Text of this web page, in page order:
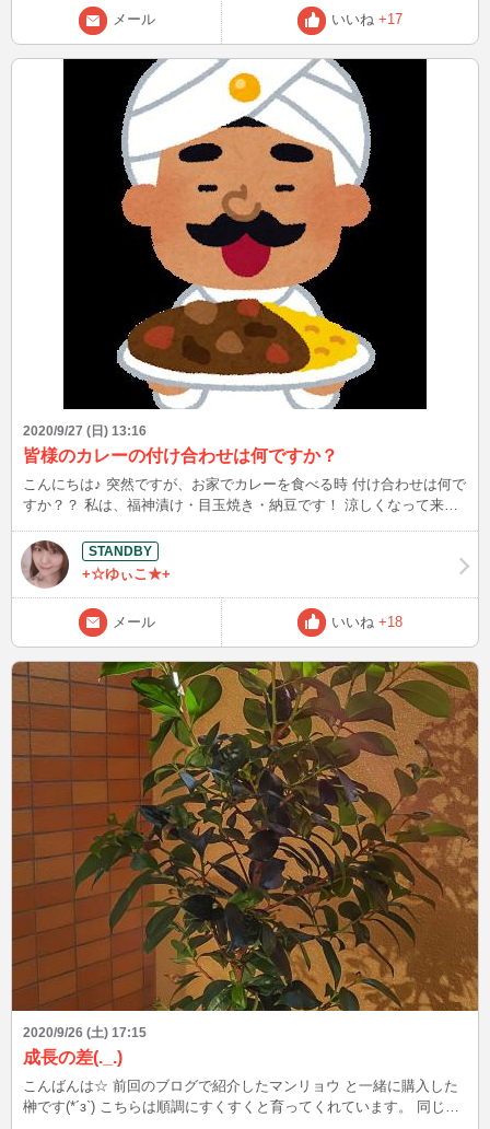
メール いいね +17
2020/9/27 (日) 13:16
皆様のカレーの付け合わせは何ですか？
こんにちは♪ 突然ですが、お家でカレーを食べる時 付け合わせは何で
すか？？ 私は、福神漬け・目玉焼き・納豆です！ 涼しくなって来た
食べていると飽きて来るので付け合わせでアレンジしたいです(*´з`)
ココイチでは、ほうれん草とナスです～♪
+☆ゆぃこ★+
メール いいね +18
2020/9/26 (土) 17:15
成長の差(._.)
こんばんは☆ 前回のブログで紹介したマンリョウ と一緒に購入した
榊です(*´з`) こちらは順調にすくすくと育ってくれています。 同じベ